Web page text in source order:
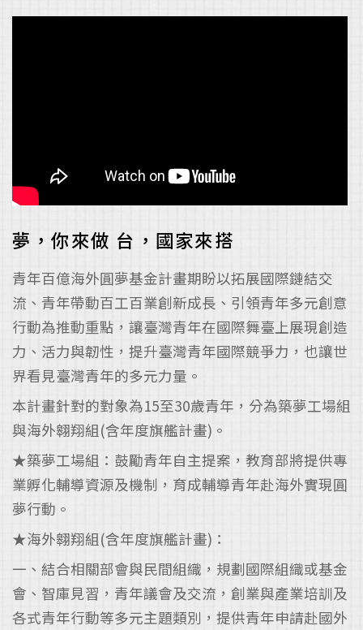
夢，你來做 台，國家來搭
青年百億海外圓夢基金計畫期盼以拓展國際鏈結交
流、青年帶動百工百業創新成長、引領青年多元創意
行動為推動重點，讓臺灣青年在國際舞臺上展現創造
力、活力與韌性，提升臺灣青年國際競爭力，也讓世
界看見臺灣青年的多元力量。
本計畫針對的對象為15至30歲青年，分為築夢工場組
與海外翱翔組(含年度旗艦計畫)。
★築夢工場組：鼓勵青年自主提案，教育部將提供專
業孵化輔導資源及機制，育成輔導青年赴海外實現圓
夢行動。
★海外翱翔組(含年度旗艦計畫)：
一、結合相關部會與民間組織，規劃國際組織或基金
會、智庫見習，青年議會及交流，創業與產業培訓及
各式青年行動等多元主題類別，提供青年申請赴國外